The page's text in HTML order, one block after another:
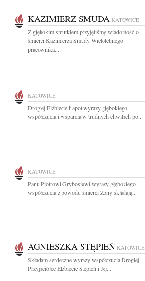
KAZIMIERZ SMUDA KATOWICE
Z głębokim smutkiem przyjęliśmy wiadomość o
śmierci Kazimierza Smudy Wieloletniego
pracownika...
KATOWICE
Drogiej Elżbiecie Łapot wyrazy głębokiego
współczucia i wsparcia w trudnych chwilach po...
KATOWICE
Panu Piotrowi Grybosiowi wyrazy głębokiego
współczucia z powodu śmierci Żony składają...
AGNIESZKA STĘPIEŃ KATOWICE
Składam serdeczne wyrazy współczucia Drogiej
Przyjaciółce Elżbiecie Stępień i Jej...